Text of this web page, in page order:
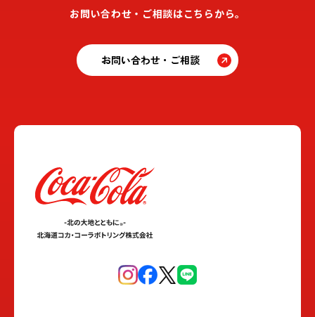
お問い合わせ・ご相談はこちらから。
お問い合わせ・ご相談